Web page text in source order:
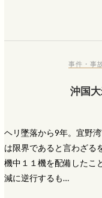
事件・事
沖国
ヘリ墜落から9年。宜野
は限界であると言わざる
機中１１機を配備したこ
減に逆行するも…